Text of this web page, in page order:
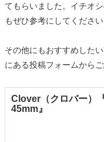
てもらいました。イチオ
もぜひ参考にしてください
その他にもおすすめした
にある投稿フォームから
Clover（クロバー）
45mm』